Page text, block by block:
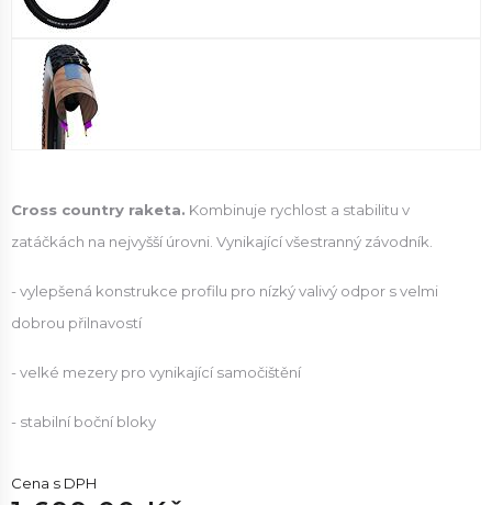
Cross country raketa. Kombinuje rychlost a stabilitu v
zatáčkách na nejvyšší úrovni. Vynikající všestranný závodník.
- vylepšená konstrukce profilu pro nízký valivý odpor s velmi
dobrou přilnavostí
- velké mezery pro vynikající samočištění
- stabilní boční bloky
Cena s DPH